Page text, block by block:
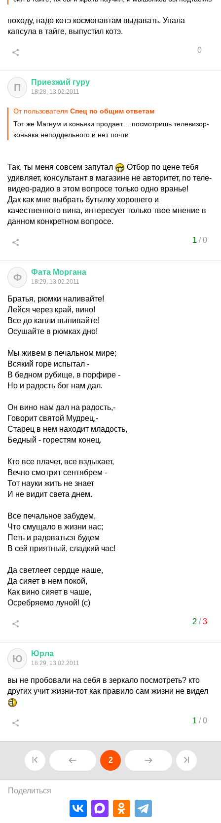
походу, надо котэ космонавтам выдавать. Упала
капсула в тайге, выпустил котэ.
0
П Приезжий гуру
18:28, 13.02.2011
От пользователя Спец по общим ответам
Тот же Магнум и коньяки продает.....посмотришь телевизор-
коньяка неподдельного и нет почти
Так, ты меня совсем запутал
Отбор по цене тебя
удивляет, консультант в магазине не авторитет, по теле-
видео-радио в этом вопросе только одно вранье!
Дак как мне выбрать бутылку хорошего и
качественного вина, интересует только твое мнение в
данном конкретном вопросе.
1 /0
Ф Фата Моргана
18:29, 13.02.2011
Братья, рюмки наливайте!
Лейся через край, вино!
Все до капли выпивайте!
Осушайте в рюмках дно!
Мы живем в печальном мире;
Всякий горе испытал -
В бедном рубище, в порфире -
Но и радость бог нам дал.
Он вино нам дал на радость,-
Говорит святой Мудрец,-
Старец в нем находит младость,
Бедный - горестям конец.
Кто все плачет, все вздыхает,
Вечно смотрит сентябрем -
Тот науки жить не знает
И не видит света днем.
Все печальное забудем,
Что смущало в жизни нас;
Петь и радоваться будем
В сей приятный, сладкий час!
Да светлеет сердце наше,
Да сияет в нем покой,
Как вино сияет в чаше,
Осребряемо луной! (с)
2 /3
Ю Юрла
18:29, 13.02.2011
вы не пробовали на себя в зеркало посмотреть? кто
других учит жизни-тот как правило сам жизни не видел
1 /0
2
Поделиться